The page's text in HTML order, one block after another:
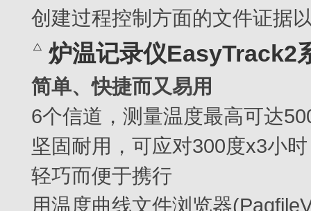
创建过程控制方面的文件证据
炉温记录仪EasyTrack2
简单、快捷而又易用
6个信道，测量温度最高可达
坚固耐用，可应对300度x3小时
轻巧而便于携行
用温度曲线文件浏览器